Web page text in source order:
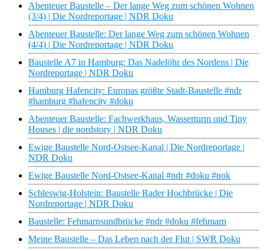
Abenteuer Baustelle – Der lange Weg zum schönen Wohnen
(3/4) | Die Nordreportage | NDR Doku
Abenteuer Baustelle: Der lange Weg zum schönen Wohnen
(4/4) | Die Nordreportage | NDR Doku
Baustelle A7 in Hamburg: Das Nadelöhr des Nordens | Die
Nordreportage | NDR Doku
Hamburg Hafencity: Europas größte Stadt-Baustelle #ndr
#hamburg #hafencity #doku
Abenteuer Baustelle: Fachwerkhaus, Wasserturm und Tiny
Houses | die nordstory | NDR Doku
Ewige Baustelle Nord-Ostsee-Kanal | Die Nordreportage |
NDR Doku
Ewige Baustelle Nord-Ostsee-Kanal #ndr #doku #nok
Schleswig-Holstein: Baustelle Rader Hochbrücke | Die
Nordreportage | NDR Doku
Baustelle: Fehmarnsundbrücke #ndr #doku #fehmarn
Meine Baustelle – Das Leben nach der Flut | SWR Doku